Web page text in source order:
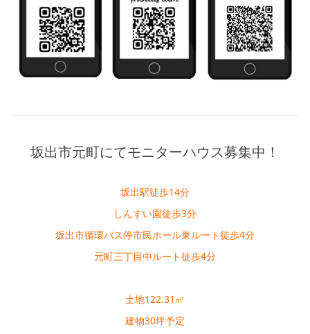
坂出市元町にてモニターハウス募集中！
坂出駅徒歩14分
しんすい園徒歩3分
坂出市循環バス停市民ホール東ルート徒歩4分
元町三丁目中ルート徒歩4分
土地122.31㎡
建物30坪予定